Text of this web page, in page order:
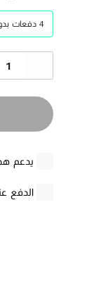
4 دفعات بدون فوائد بقيمة
يدعم هذا
الدفع